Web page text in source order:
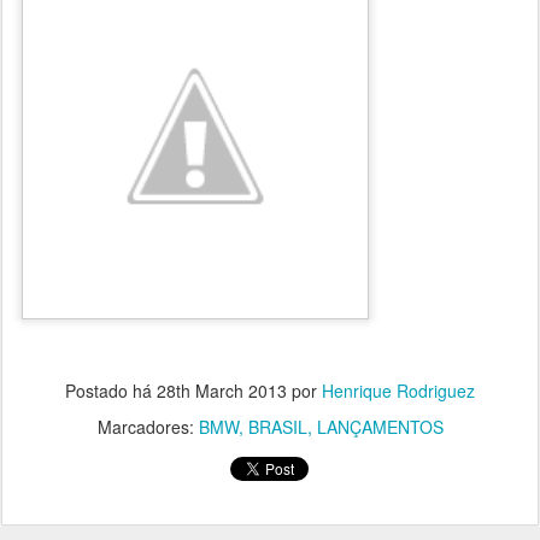
Postado há 28th March 2013 por Henrique Rodriguez
Marcadores: BMW BRASIL LANÇAMENTOS